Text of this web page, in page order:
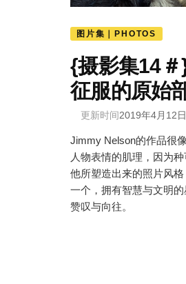
图片集｜PHOTOS
{摄影集14＃
征服的原始
更新时间2019年4月12日
Jimmy Nelson的作品很
人物表情的肌理，因为
他所塑造出来的照片风
一个，拥有智慧与文明
赞叹与向往。